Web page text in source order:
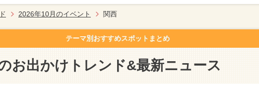
2026年10月のイベント 関西
テーマ別おすすめスポットまとめ
お出かけトレンド&最新ニュース